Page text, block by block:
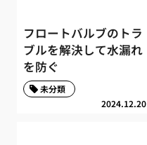
フロートバルブのトラ
ブルを解決して水漏れ
を防ぐ
2024.12.20
未分類